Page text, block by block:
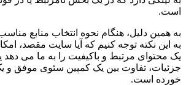
است.
به همین دلیل، هنگام نحوه انتخاب منابع
به این نکته توجه کنیم که آیا سایت مقصد،
یک محتوای مرتبط و باکیفیت را به ما می دهد
جزئیات، تفاوت بین یک کمپین سئوی موفق
خورده است.